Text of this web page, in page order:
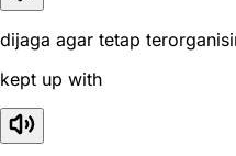
dijaga agar tetap
kept up with